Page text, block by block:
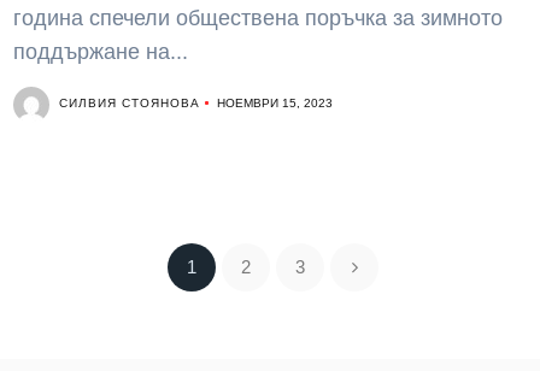
година спечели обществена поръчка за зимното
поддържане на...
СИЛВИЯ СТОЯНОВА НОЕМВРИ 15, 2023
1 2 3